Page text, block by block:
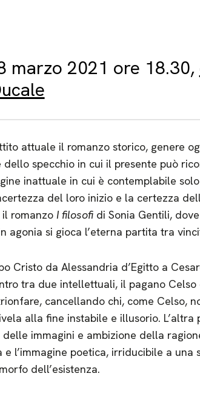
marzo 2021 ore 18.30,
attuale il romanzo storico, genere
dello specchio in cui il presente può
inattuale in cui è contemplabile
del loro inizio e la certezza
il romanzo I filosofidi Sonia Gentili,
agonia si gioca l’eterna partita tra
Cristo da Alessandria d’Egitto a
tra due intellettuali, il pagano
cancellando chi, come Celso,
alla fine instabile e illusorio.
immagini e ambizione della
l’immagine poetica, irriducibile a una
dell’esistenza.